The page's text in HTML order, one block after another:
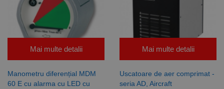
Mai multe detalii
Manometru diferențial MDM
60 E cu alarma cu LED cu
Mai multe detalii
Uscatoare de aer comprimat -
seria AD, Aircraft